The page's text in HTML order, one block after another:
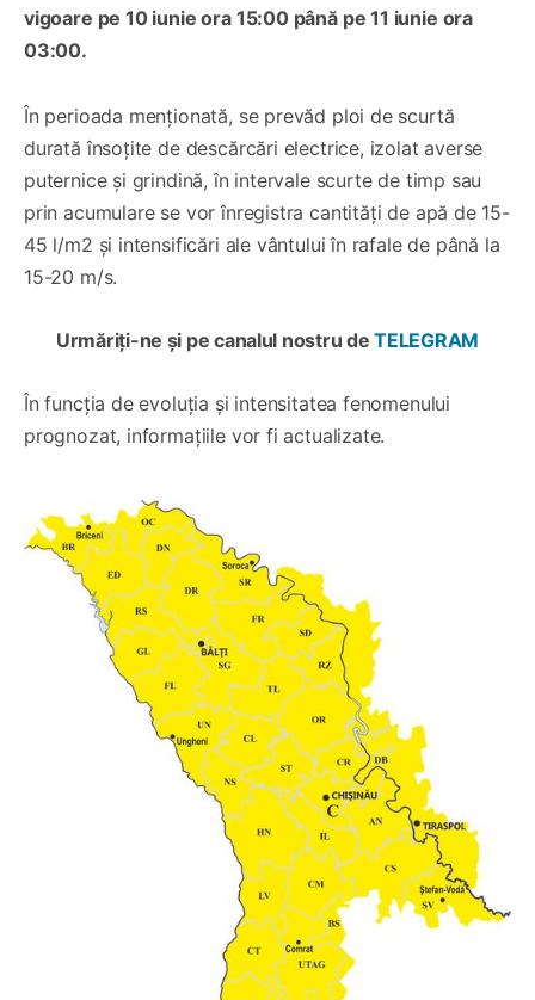
vigoare pe 10 iunie ora 15:00 până pe 11 iunie ora
03:00.
În perioada menționată, se prevăd ploi de scurtă
durată însoțite de descărcări electrice, izolat averse
puternice și grindină, în intervale scurte de timp sau
prin acumulare se vor înregistra cantități de apă de 15-
45 l/m2 și intensificări ale vântului în rafale de până la
15-20 m/s.
Urmăriți-ne și pe canalul nostru deTELEGRAM
În funcția de evoluția și intensitatea fenomenului
prognozat, informațiile vor fi actualizate.